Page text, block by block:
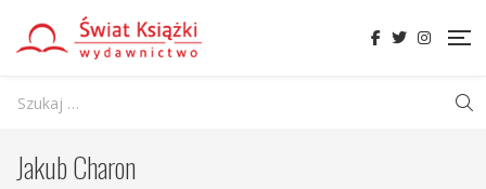
Jakub Charon